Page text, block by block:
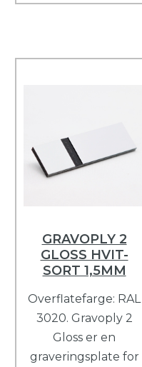
GRAVOPLY 2
GLOSS HVIT-
SORT 1,5MM
Overflatefarge: RAL
3020. Gravoply 2
Gloss er en
graveringsplate for